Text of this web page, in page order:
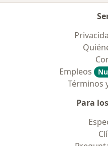
Empleos
Términos
Para